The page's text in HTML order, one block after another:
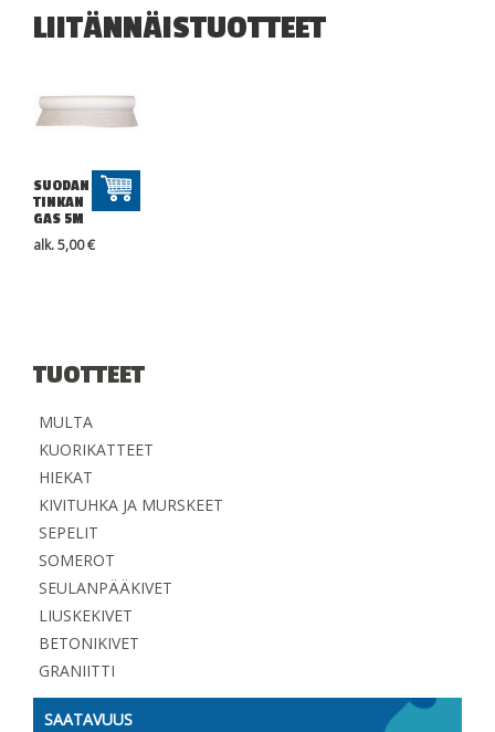
LIITÄNNÄISTUOTTEET
SUODAN
TINKAN
GAS 5M
alk.5,00€
TUOTTEET
MULTA
KUORIKATTEET
HIEKAT
KIVITUHKA JA MURSKEET
SEPELIT
SOMEROT
SEULANPÄÄKIVET
LIUSKEKIVET
BETONIKIVET
GRANIITTI
SAATAVUUS